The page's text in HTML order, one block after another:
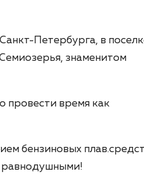
Петербурга, в
знаменитом
провести время как
бензиновых
равнодушными!